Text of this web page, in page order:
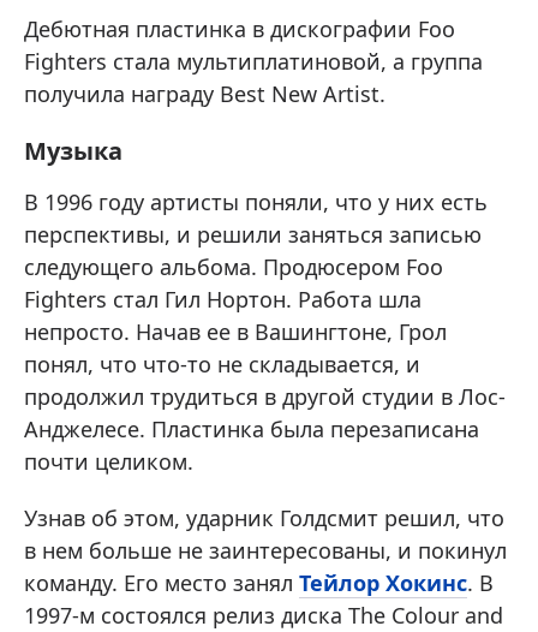
Дебютная пластинка в дискографии Foo
Fighters стала мультиплатиновой, а группа
получила награду Best New Artist.
Музыка
В 1996 году артисты поняли, что у них есть
перспективы, и решили заняться записью
следующего альбома. Продюсером Foo
Fighters стал Гил Нортон. Работа шла
непросто. Начав ее в Вашингтоне, Грол
понял, что что-то не складывается, и
продолжил трудиться в другой студии в Лос-
Анджелесе. Пластинка была перезаписана
почти целиком.
Узнав об этом, ударник Голдсмит решил, что
в нем больше не заинтересованы, и покинул
команду. Его место занял Тейлор Хокинс. В
1997-м состоялся релиз диска The Colour and